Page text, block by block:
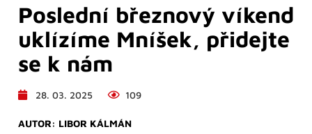
Poslední březnový víkend
uklízíme Mníšek, přidejte
se k nám
28. 03. 2025 109
AUTOR: LIBOR KÁLMÁN